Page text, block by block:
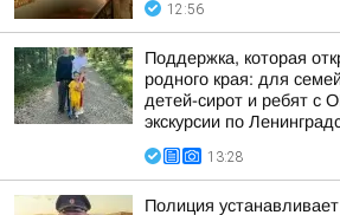
12:56
Поддержка, которая
родного края: для
детей-сирот и ребят с
экскурсии по
13:28
Полиция